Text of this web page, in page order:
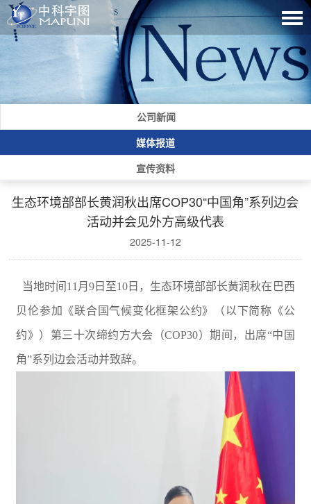
公司新闻
媒体报道
宣传资料
生态环境部部长黄润秋出席COP30“中国角”系列边会
活动并会见外方高级代表
2025-11-12
当地时间11月9日至10日，生态环境部部长黄润秋在巴西
贝伦参加《联合国气候变化框架公约》（以下简称《公
约》）第三十次缔约方大会（COP30）期间，出席“中国
角”系列边会活动并致辞。